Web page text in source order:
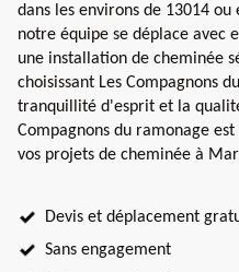
dans les environs de 13014
notre équipe se déplace avec
une installation de cheminée
choisissant Les Compagnons
tranquillité d'esprit et la
Compagnons du ramonage
vos projets de cheminée à
Devis et déplacement
Sans engagement